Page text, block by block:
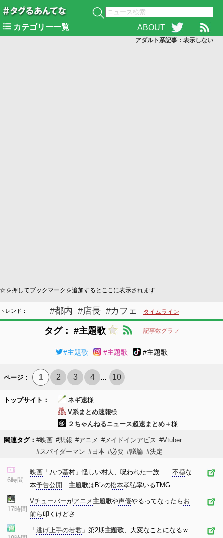
カテゴリー一覧 ABOUT
アダルト系記事：表示しない
☆を押してブックマークを追加するとここに表示されます
#都内 #店長 #カフェ タイムライン
トレンド：
タグ： #主題歌 記事数グラフ
#主題歌 #主題歌 #主題歌
ページ： 1 2 3 4 ... 10
トップサイト： ネギ速様
V系まとめ速報様
２ちゃんねるニュース超速まとめ＋様
関連タグ： #映画 #悲報 #アニメ #メイドインアビス #Vtuber
#スパイダーマン #日本 #必要 #議論 #決定
6時間
映画 「八つ墓村」怪しい村人、呪われた一族… 不穏な
本予告公開 主題歌はB’zの松本孝弘率いるTMG
17時間
Vチューバーがアニメ主題歌や声優やるってなったら お
前ら 叩くけどさ……
「 逃げ上手の若君 」第2期主題歌、大変なことになるｗ